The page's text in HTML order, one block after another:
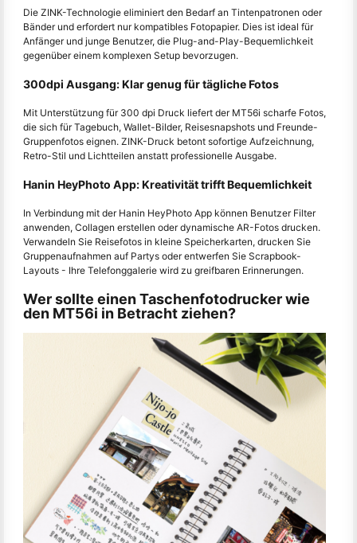
Die ZINK-Technologie eliminiert den Bedarf an Tintenpatronen oder
Bänder und erfordert nur kompatibles Fotopapier. Dies ist ideal für
Anfänger und junge Benutzer, die Plug-and-Play-Bequemlichkeit
gegenüber einem komplexen Setup bevorzugen.
300dpi Ausgang: Klar genug für tägliche Fotos
Mit Unterstützung für 300 dpi Druck liefert der MT56i scharfe Fotos,
die sich für Tagebuch, Wallet-Bilder, Reisesnapshots und Freunde-
Gruppenfotos eignen. ZINK-Druck betont sofortige Aufzeichnung,
Retro-Stil und Lichtteilen anstatt professionelle Ausgabe.
Hanin HeyPhoto App: Kreativität trifft Bequemlichkeit
In Verbindung mit der Hanin HeyPhoto App können Benutzer Filter
anwenden, Collagen erstellen oder dynamische AR-Fotos drucken.
Verwandeln Sie Reisefotos in kleine Speicherkarten, drucken Sie
Gruppenaufnahmen auf Partys oder entwerfen Sie Scrapbook-
Layouts - Ihre Telefonggalerie wird zu greifbaren Erinnerungen.
Wer sollte einen Taschenfotodrucker wie
den MT56i in Betracht ziehen?